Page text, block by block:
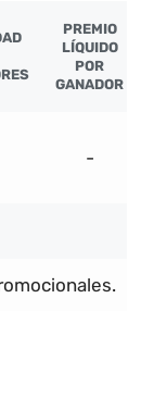
PREMIO
LÍQUIDO
POR
GANADOR
-